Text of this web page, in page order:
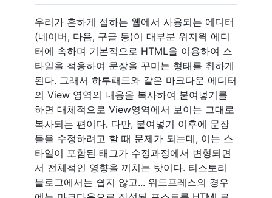
우리가 흔하게 접하는 웹에서 사용되는 에디터
(네이버, 다음, 구글 등)이 대부분 위지윅 에디
터에 속하며 기본적으로 HTML을 이용하여 스
타일을 적용하여 문장을 꾸미는 형태를 취하게
된다. 그래서 하루패드와 같은 마크다운 에디터
의 View 영역의 내용을 복사하여 붙여넣기를
하면 대체적으로 View영역에서 보이는 그대로
복사되는 편이다. 다만, 붙여넣기 이후에 문장
들을 수정하려고 할 때 문제가 되는데, 이는 스
타일이 포함된 태그가 수정과정에서 변형되면
서 전체적인 영향을 끼치는 탓이다. 티스토리
블로그에서는 쉽지 않고... 워드프레스의 경우